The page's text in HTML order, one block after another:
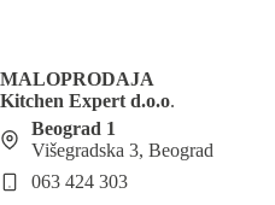
MALOPRODAJA
Kitchen Expert d.o.o.
Beograd 1
Višegradska 3, Beograd
063 424 303